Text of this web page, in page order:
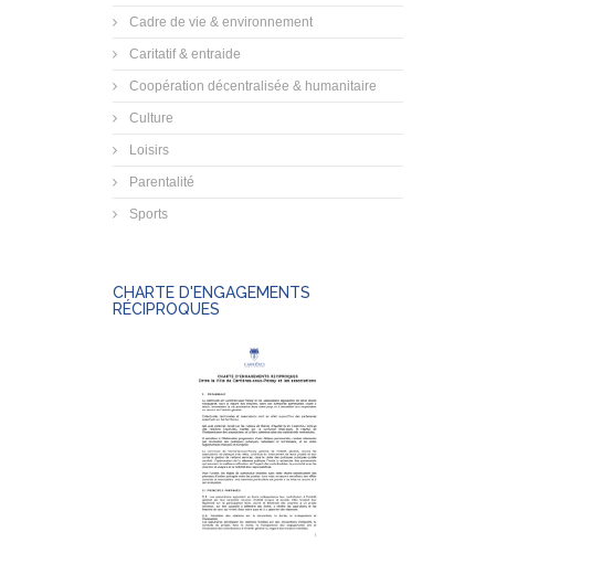
Cadre de vie & environnement
Caritatif & entraide
Coopération décentralisée & humanitaire
Culture
Loisirs
Parentalité
Sports
CHARTE D'ENGAGEMENTS
RÉCIPROQUES